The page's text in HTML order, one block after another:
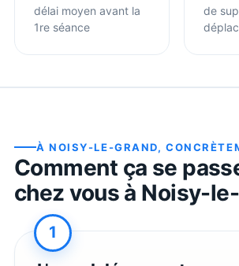
délai moyen avant la
1re séance
de
ÀNOISY-LE-GRAND,
Comment ça se
chez vous à Noisy-
1